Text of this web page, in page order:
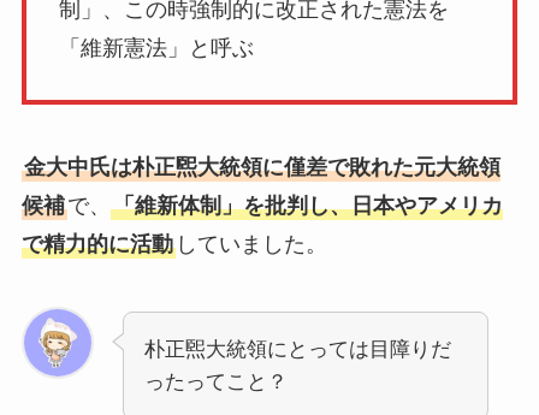
制」、この時強制的に改正された憲法を
「維新憲法」と呼ぶ
金大中氏は朴正煕大統領に僅差で敗れた元大統領
候補で、 「維新体制」を批判し、日本やアメリカ
で精力的に活動していました。
朴正煕大統領にとっては目障りだ
ったってこと？